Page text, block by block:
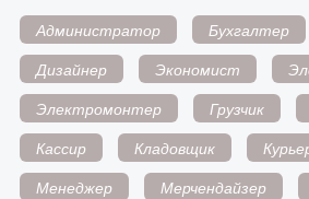
Администратор Бухгалтер
Дизайнер
Экономист
Электромонтер
Грузчик
Кассир
Кладовщик
Менеджер
Мерчендайзер